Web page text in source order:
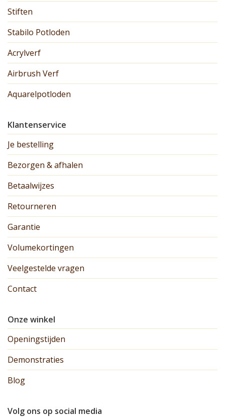
Stiften
Stabilo Potloden
Acrylverf
Airbrush Verf
Aquarelpotloden
Klantenservice
Je bestelling
Bezorgen & afhalen
Betaalwijzes
Retourneren
Garantie
Volumekortingen
Veelgestelde vragen
Contact
Onze winkel
Openingstijden
Demonstraties
Blog
Volg ons op social media